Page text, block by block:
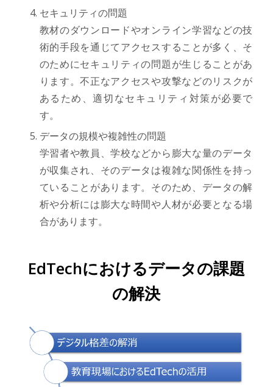
セキュリティの問題
教材のダウンロードやオンライン学習などの技
術的手段を通じてアクセスすることが多く、そ
のためにセキュリティの問題が生じることがあ
ります。不正なアクセスや攻撃などのリスクが
あるため、適切なセキュリティ対策が必要で
す。
データの規模や複雑性の問題
学習者や教員、学校などから膨大な量のデータ
が収集され、そのデータは複雑な関係性を持っ
ていることがあります。そのため、データの解
析や分析には膨大な時間や人材が必要となる場
合があります。
EdTechにおけるデータの課題
の解決